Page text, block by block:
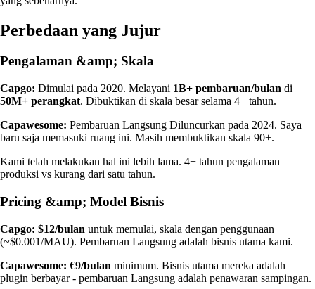
Perbedaan yang Jujur
Pengalaman &amp; Skala
Capgo: Dimulai pada 2020. Melayani 1B+ pembaruan/bulan di
50M+ perangkat. Dibuktikan di skala besar selama 4+ tahun.
Capawesome: Pembaruan Langsung Diluncurkan pada 2024. Saya
baru saja memasuki ruang ini. Masih membuktikan skala 90+.
Kami telah melakukan hal ini lebih lama. 4+ tahun pengalaman
produksi vs kurang dari satu tahun.
Pricing &amp; Model Bisnis
Capgo: $12/bulan untuk memulai, skala dengan penggunaan
(~$0.001/MAU). Pembaruan Langsung adalah bisnis utama kami.
Capawesome: €9/bulan minimum. Bisnis utama mereka adalah
plugin berbayar - pembaruan Langsung adalah penawaran sampingan.